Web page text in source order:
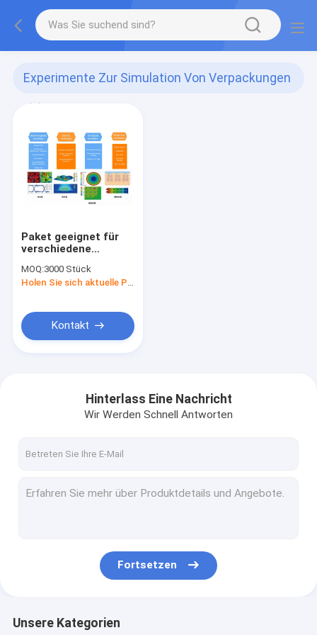
Experimente Zur Simulation Von Verpackungen
Paket geeignet für
verschiedene
Simulationsversuche
MOQ:3000 Stück
Holen Sie sich aktuelle Preis
Kontakt
Hinterlass Eine Nachricht
Wir Werden Schnell Antworten
Fortsetzen
Unsere Kategorien